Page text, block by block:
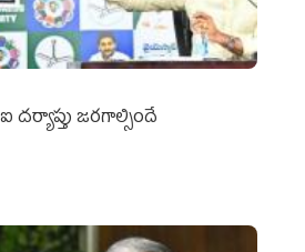
దర్యాప్తు జరగాల్సిందే